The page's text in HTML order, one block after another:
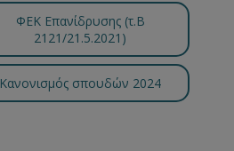
ΦΕΚ Επανίδρυσης (τ.Β
2121/21.5.2021)
Κανονισμός σπουδών 2024